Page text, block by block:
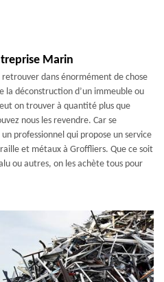
Marin
dans énormément de chose
la déconstruction d’un immeuble ou
on trouver à quantité plus que
nous les revendre. Car se
professionnel qui propose un service
et métaux à Groffliers. Que ce soit
ou autres, on les achète tous pour